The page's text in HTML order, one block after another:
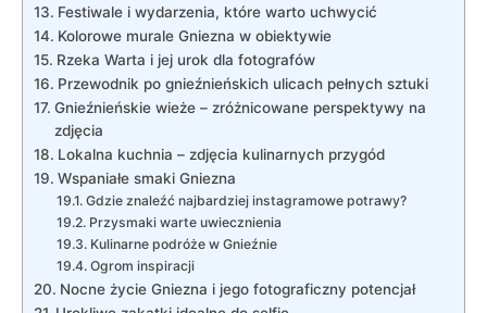
Festiwale ⁣i wydarzenia, które warto uchwycić
Kolorowe murale Gniezna w⁢ obiektywie
Rzeka Warta i jej urok ⁣dla fotografów
Przewodnik po gnieźnieńskich ulicach pełnych⁣ sztuki
Gnieźnieńskie wieże – ​zróżnicowane perspektywy na
zdjęcia
Lokalna kuchnia – zdjęcia kulinarnych ⁣przygód
Wspaniałe‌ smaki Gniezna
Gdzie znaleźć najbardziej instagramowe ⁤potrawy?
Przysmaki warte uwiecznienia
Kulinarne⁣ podróże w Gnieźnie
Ogrom inspiracji
Nocne ⁤życie ⁣Gniezna i jego fotograficzny potencjał